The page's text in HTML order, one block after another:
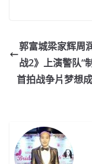
e
b
o
W
ei
b
郭富城梁家辉周
战2》上演警队“
首拍战争片梦想